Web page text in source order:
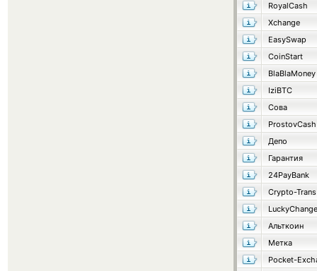
RoyalCash
Xchange
EasySwap
CoinStart
BlaBlaMoney
IziBTC
Сова
ProstovCash
Депо
Гарантия
24PayBank
Crypto-Trans
LuckyChange
Альткоин
Метка
Pocket-